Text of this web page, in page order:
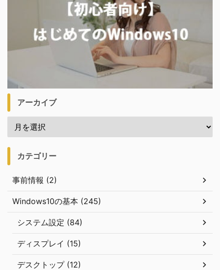
アーカイブ
カテゴリー
事前情報 (2)
Windows10の基本 (245)
システム設定 (84)
ディスプレイ (15)
デスクトップ (12)